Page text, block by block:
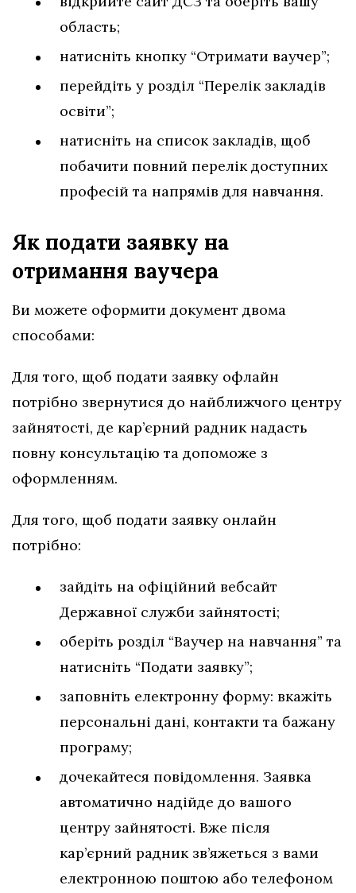
область;
натисніть кнопку “Отримати ваучер”;
перейдіть у розділ “Перелік закладів
освіти”;
натисніть на список закладів, щоб
побачити повний перелік доступних
професій та напрямів для навчання.
Як подати заявку на
отримання ваучера
Ви можете оформити документ двома
способами:
Для того, щоб подати заявку офлайн
потрібно звернутися до найближчого центру
зайнятості, де кар’єрний радник надасть
повну консультацію та допоможе з
оформленням.
Для того, щоб подати заявку онлайн
потрібно:
зайдіть на офіційний вебсайт
Державної служби зайнятості;
оберіть розділ “Ваучер на навчання” та
натисніть “Подати заявку”;
заповніть електронну форму: вкажіть
персональні дані, контакти та бажану
програму;
дочекайтеся повідомлення. Заявка
автоматично надійде до вашого
центру зайнятості. Вже після
кар’єрний радник зв’яжеться з вами
електронною поштою або телефоном